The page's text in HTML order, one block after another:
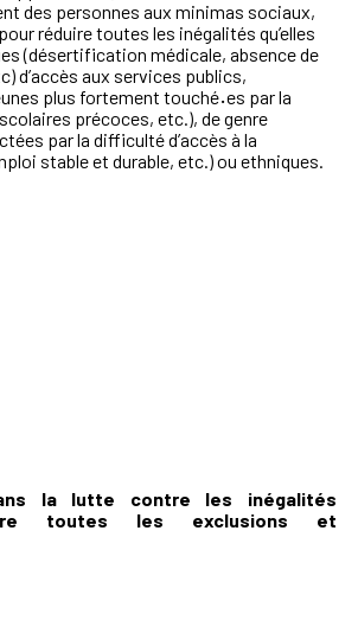
des personnes aux minimas sociaux,
réduire toutes les inégalités qu’elles
(désertification médicale, absence de
d’accès aux services publics,
plus fortement touché·es par la
précoces, etc.), de genre
par la difficulté d’accès à la
stable et durable, etc.) ou ethniques.
la lutte contre les inégalités
toutes les exclusions et